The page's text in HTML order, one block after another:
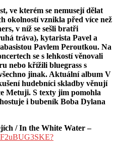
ve kterém se nemusejí dělat
okolností vznikla před více než
v níž se sešli bratři
tráva), kytarista Pavel a
Pavlem Peroutkou. Na
se s lehkostí věnovali
nebo křížili bluegrass s
jinak. Aktuální album V
hudebníci skladby věnují
Metuji. S texty jim pomohla
i bubeník Boba Dylana
/ In the White Water –